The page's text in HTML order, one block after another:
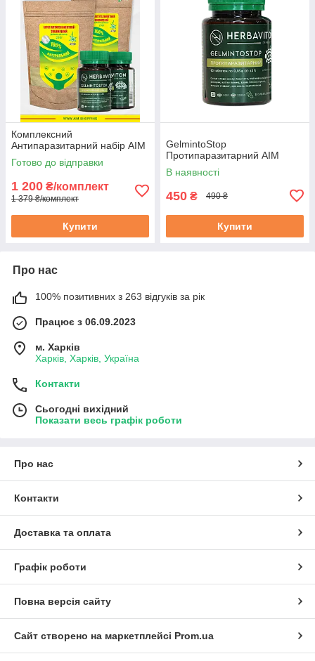
Комплексний
Антипаразитарний набір АІМ
Готово до відправки
1 200 ₴/комплект
1 379 ₴/комплект
Купити
GelmintoStop
Протипаразитарний АІМ
В наявності
450 ₴ 490 ₴
Купити
Про нас
100% позитивних з 263 відгуків за рік
Працює з 06.09.2023
м. Харків
Харків, Харків, Україна
Контакти
Сьогодні вихідний
Показати весь графік роботи
Про нас
Контакти
Доставка та оплата
Графік роботи
Повна версія сайту
Сайт створено на маркетплейсі Prom.ua